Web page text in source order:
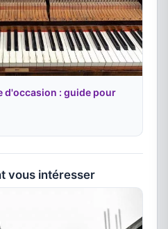
d'occasion : guide pour
vous intéresser